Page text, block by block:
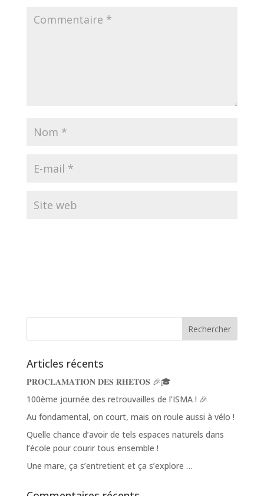
Articles récents
𝐏𝐑𝐎𝐂𝐋𝐀𝐌𝐀𝐓𝐈𝐎𝐍 𝐃𝐄𝐒 𝐑𝐇𝐄𝐓𝐎𝐒 🎉🎓
100ème journée des retrouvailles de l’ISMA ! 🎉
Au fondamental, on court, mais on roule aussi à vélo !
Quelle chance d’avoir de tels espaces naturels dans
l’école pour courir tous ensemble !
Une mare, ça s’entretient et ça s’explore …